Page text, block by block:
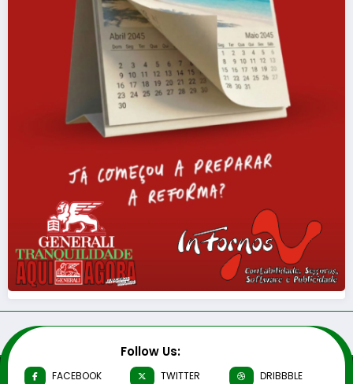
Follow Us:
FACEBOOK TWITTER
DRIBBBLE